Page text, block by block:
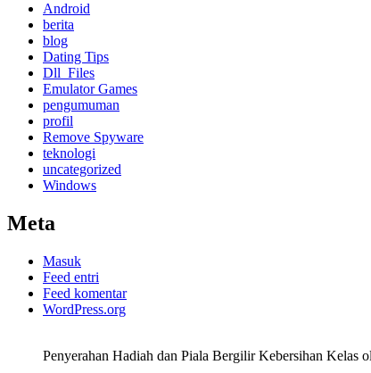
Android
berita
blog
Dating Tips
Dll_Files
Emulator Games
pengumuman
profil
Remove Spyware
teknologi
uncategorized
Windows
Meta
Masuk
Feed entri
Feed komentar
WordPress.org
Penyerahan Hadiah dan Piala Bergilir Kebersihan Kelas